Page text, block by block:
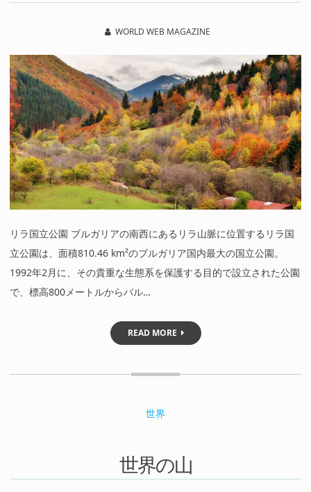
WORLD WEB MAGAZINE
リラ国立公園 ブルガリアの南西にあるリラ山脈に位置するリラ国
立公園は、面積810.46 km²のブルガリア国内最大の国立公園。
1992年2月に、その貴重な生態系を保護する目的で設立された公園
で、標高800メートルからバル…
READ MORE
世界
世界の山